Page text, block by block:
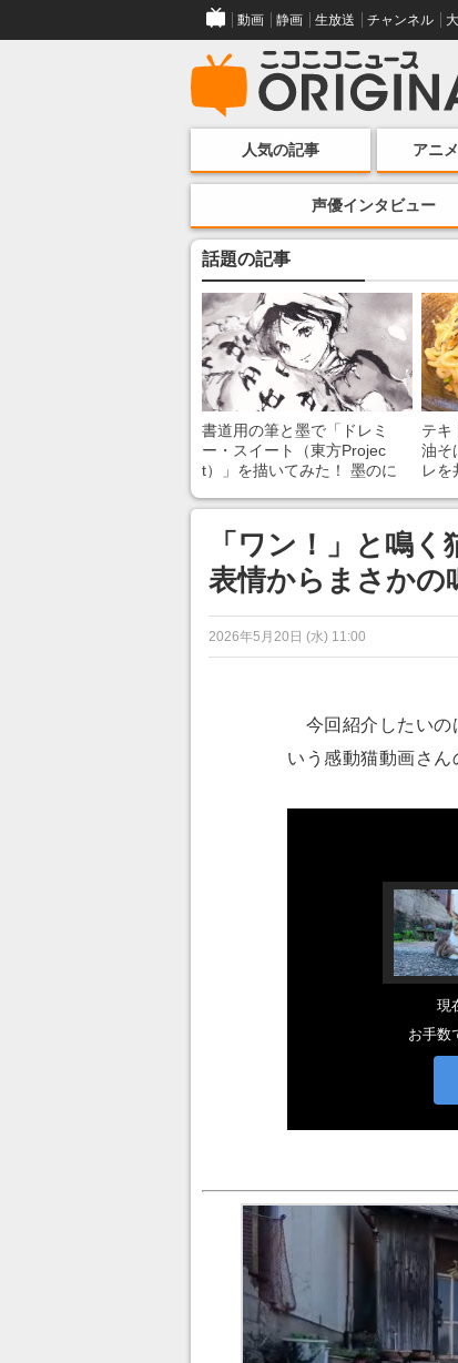
動画 静画 生放送 チャンネル
人気の記事 アニ
声優インタビュー
話題の記事
書道用の筆と墨で「ドレミ
ー・スイート（東方Projec
t）」を描いてみた！ 墨のに
目が釘づけ
テキ
油そ
レを
のに
「ワン！」と鳴
表情からまさかの
2026年5月20日 (水) 11:00
今回紹介したいの
いう感動猫動画さん